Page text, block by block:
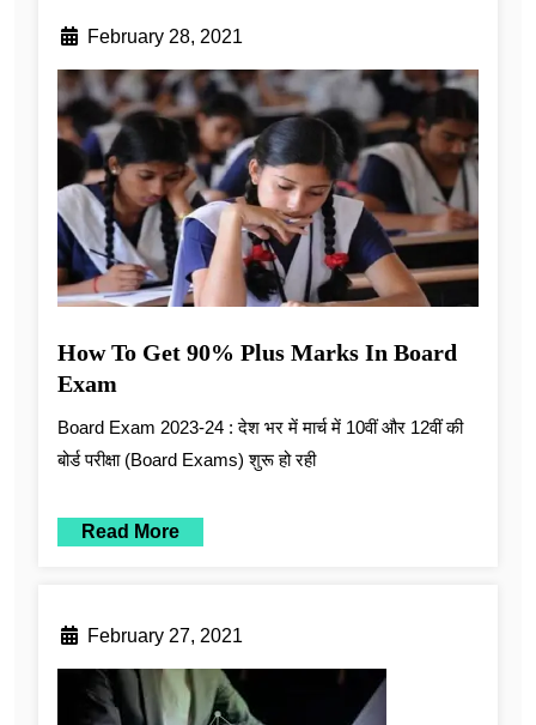
February 28, 2021
How To Get 90% Plus Marks In Board
Exam
Board Exam 2023-24 : देश भर में मार्च में 10वीं और 12वीं की
बोर्ड परीक्षा (Board Exams) शुरू हो रही
Read More
February 27, 2021